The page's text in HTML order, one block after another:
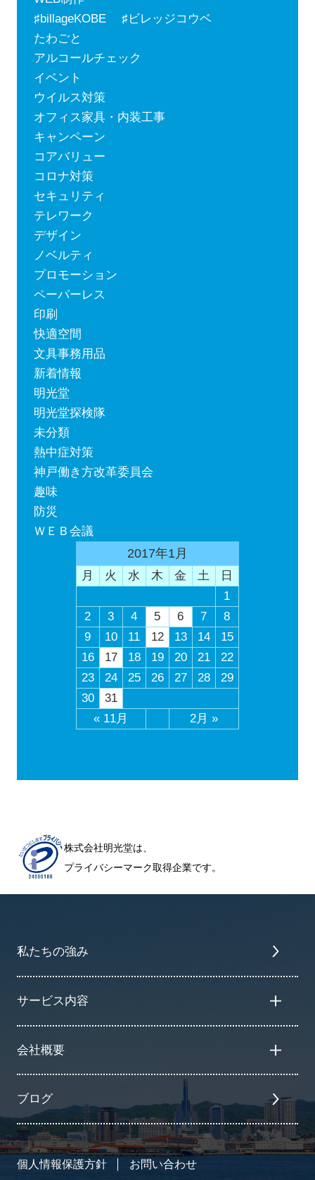
♯billageKOBE ♯ビレッジコウベ
たわごと
アルコールチェック
イベント
ウイルス対策
オフィス家具・内装工事
キャンペーン
コアバリュー
コロナ対策
セキュリティ
テレワーク
デザイン
ノベルティ
プロモーション
ペーパーレス
印刷
快適空間
文具事務用品
新着情報
明光堂
明光堂探検隊
未分類
熱中症対策
神戸働き方改革委員会
趣味
防災
ＷＥＢ会議
2017年1月
月 火 水 木 金 土 日
« 11月 2月 »
1
2
3 4 5 6 7
8
9
10 11 12 13 14
15
16
17 18 19 20 21
22
23
24 25 26 27 28
29
30
31
株式会社明光堂は、
プライバシーマーク取得企業です。
私たちの強み
サービス内容
会社概要
ブログ
個人情報保護方針 お問い合わせ